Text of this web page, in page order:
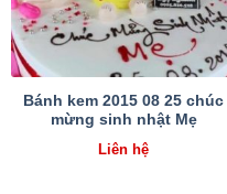
Bánh kem 2015 08 25 chúc
mừng sinh nhật Mẹ
Liên hệ